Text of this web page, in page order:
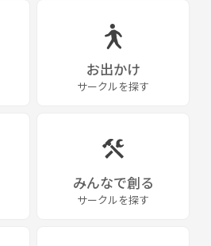
お出かけ
サークルを探す
みんなで創る
サークルを探す